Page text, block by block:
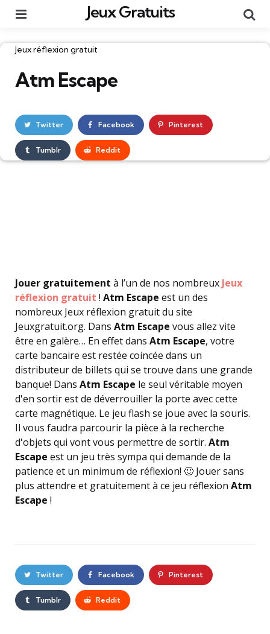
Jeux Gratuits
Catégories
Jeux réflexion gratuit
Atm Escape
Twitter Facebook Pinterest
Tumblr Reddit
Jouer gratuitement à l’un de nos nombreux Jeux
réflexion gratuit ! Atm Escape est un des
nombreux Jeux réflexion gratuit du site
Jeuxgratuit.org. Dans Atm Escape vous allez vite
être en galère… En effet dans Atm Escape, votre
carte bancaire est restée coincée dans un
distributeur de billets qui se trouve dans une grande
banque! Dans Atm Escape le seul véritable moyen
d'en sortir est de déverrouiller la porte avec cette
carte magnétique. Le jeu flash se joue avec la souris.
Il vous faudra parcourir la pièce à la recherche
d'objets qui vont vous permettre de sortir. Atm
Escape est un jeu très sympa qui demande de la
patience et un minimum de réflexion! 🙂 Jouer sans
plus attendre et gratuitement à ce jeu réflexion Atm
Escape !
Twitter Facebook Pinterest
Tumblr Reddit